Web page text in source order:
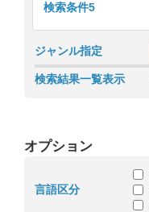
検索条件5
ジャンル指定
検索結果一覧表示
オプション
言語区分